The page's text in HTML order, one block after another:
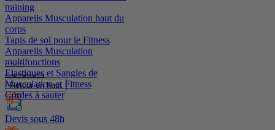
training
Appareils Musculation haut du
corps
Tapis de sol pour le Fitness
Appareils Musculation
multifonctions
Elastiques et Sangles de
Musculation et Fitness
Cordes à sauter
Retour en haut
Devis sous 48h